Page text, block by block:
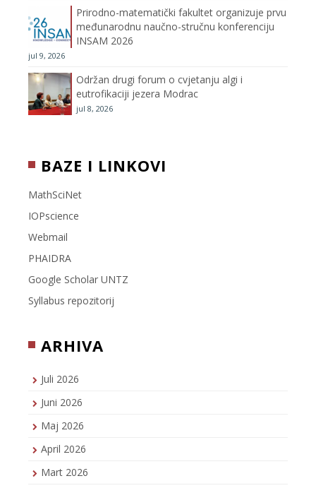
e
Prirodno-matematički fakultet organizuje prvu
međunarodnu naučno-stručnu konferenciju
INSAM 2026
jul 9, 2026
Održan drugi forum o cvjetanju algi i
eutrofikaciji jezera Modrac
jul 8, 2026
BAZE I LINKOVI
MathSciNet
IOPscience
Webmail
PHAIDRA
Google Scholar UNTZ
Syllabus repozitorij
ARHIVA
Juli 2026
Juni 2026
Maj 2026
April 2026
Mart 2026